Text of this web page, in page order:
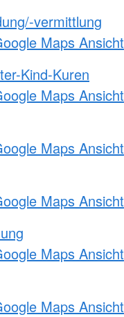
vermittlung
Maps Ansicht
Kind-Kuren
Maps Ansicht
Maps Ansicht
Maps Ansicht
Maps Ansicht
Maps Ansicht